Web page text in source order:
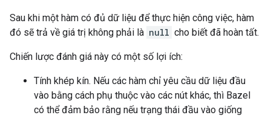
Sau khi một hàm có đủ dữ liệu để thực hiện công việc, hàm
đó sẽ trả về giá trị không phải là null cho biết đã hoàn tất.
Chiến lược đánh giá này có một số lợi ích:
Tính khép kín. Nếu các hàm chỉ yêu cầu dữ liệu đầu
vào bằng cách phụ thuộc vào các nút khác, thì Bazel
có thể đảm bảo rằng nếu trạng thái đầu vào giống